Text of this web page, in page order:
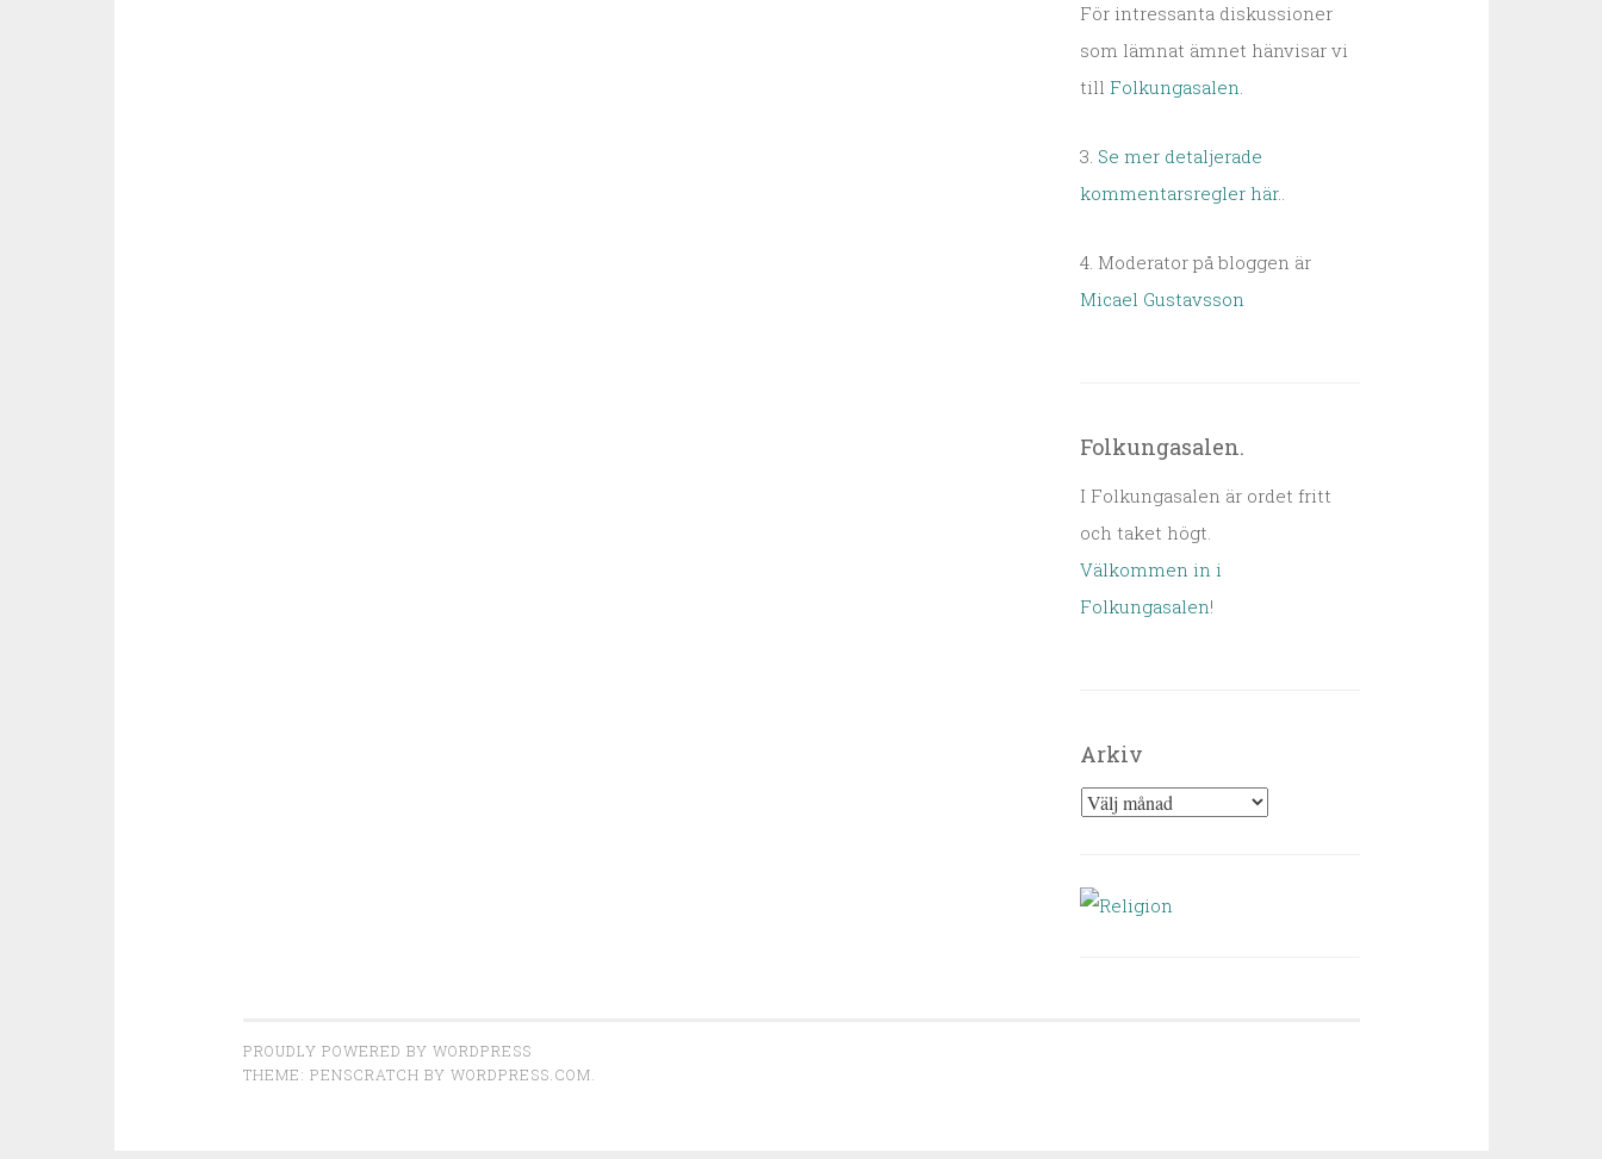
För intressanta diskussioner
som lämnat ämnet hänvisar vi
till Folkungasalen.
3. Se mer detaljerade
kommentarsregler här..
4. Moderator på bloggen är
Micael Gustavsson
Folkungasalen.
I Folkungasalen är ordet fritt
och taket högt.
Välkommen in i
Folkungasalen!
Arkiv
Arkiv
PROUDLY POWERED BY WORDPRESS
THEME: PENSCRATCH BY WORDPRESS.COM